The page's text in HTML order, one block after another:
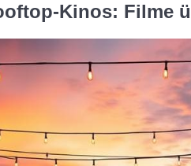
Kinos: Filme